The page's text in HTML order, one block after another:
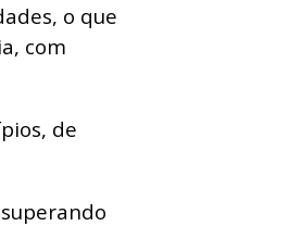
o que
com
de